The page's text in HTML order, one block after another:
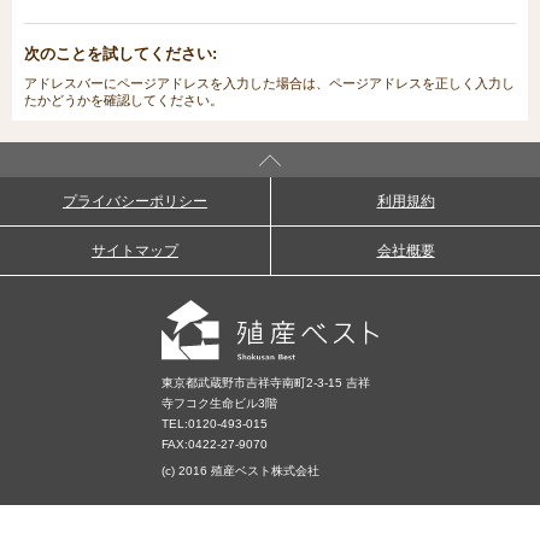
次のことを試してください:
アドレスバーにページアドレスを入力した場合は、ページアドレスを正しく入力し
たかどうかを確認してください。
プライバシーポリシー 利用規約
サイトマップ 会社概要
東京都武蔵野市吉祥寺南町2-3-15 吉祥
寺フコク生命ビル3階
TEL:0120-493-015
FAX:0422-27-9070
(c) 2016 殖産ベスト株式会社